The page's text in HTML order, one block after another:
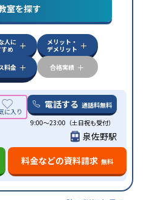
応授業の振替可能
1科目から受講可能季節講習の
あり
室を探す
人に
すめ
メリット・
デメリット
料金 合格実績
電話する 通話料無料
9:00～23:00（土日祝も受付）
泉佐野駅
料金などの資料請求 無料